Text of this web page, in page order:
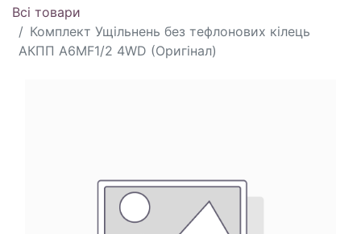
Всі товари
Комплект Ущільнень без тефлонових кілець
АКПП A6MF1/2 4WD (Оригінал)